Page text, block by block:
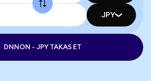
JPY
DNNON - JPY TAKAS ET